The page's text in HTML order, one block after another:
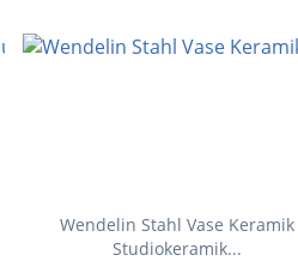
Wendelin Stahl Vase Keramik
Studiokeramik...